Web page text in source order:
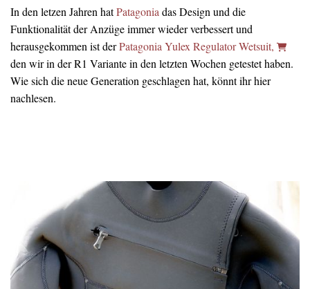
In den letzen Jahren hatPatagoniadas Design und die
Funktionalität der Anzüge immer wieder verbessert und
herausgekommen ist derPatagonia Yulex Regulator Wetsuit,
den wir in der R1 Variante in den letzten Wochen getestet haben.
Wie sich die neue Generation geschlagen hat, könnt ihr hier
nachlesen.